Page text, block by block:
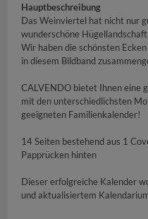
Hauptbeschreibung
Das Weinviertel hat nicht nur
wunderschöne
Wir haben die schönsten
in diesem Bildband
CALVENDO bietet Ihnen eine
mit den unterschiedlichsten
geeigneten Familienkalender!
14 Seiten bestehend aus 1
Papprücken hinten
Dieser erfolgreiche Kalender
und aktualisiertem